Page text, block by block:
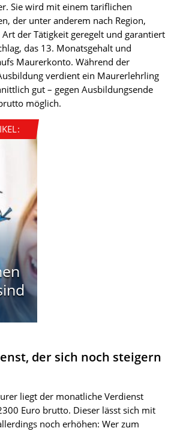
Sie wird mit einem tariflichen
der unter anderem nach Region,
der Tätigkeit geregelt und garantiert
das 13. Monatsgehalt und
Maurerkonto. Während der
verdient ein Maurerlehrling
gut – gegen Ausbildungsende
möglich.
der sich noch steigern
liegt der monatliche Verdienst
Euro brutto. Dieser lässt sich mit
noch erhöhen: Wer zum